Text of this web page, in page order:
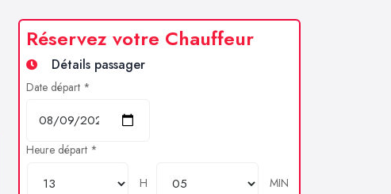
Réservez votre Chauffeur
Détails passager
Date départ *
Heure départ *
H
MIN